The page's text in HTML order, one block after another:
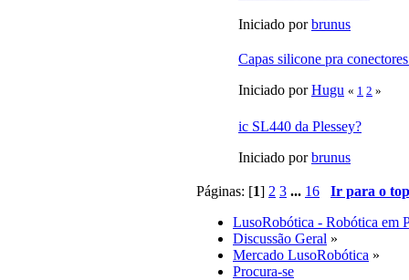
Iniciado porbrunus
Capas silicone pra
Iniciado porHugu « 1 2 »
ic SL440 da Plessey?
Iniciado porbrunus
Páginas: [1] 2 3 ... 16
Ir para o
LusoRobótica - Robótica em
Discussão Geral »
Mercado LusoRobótica »
Procura-se